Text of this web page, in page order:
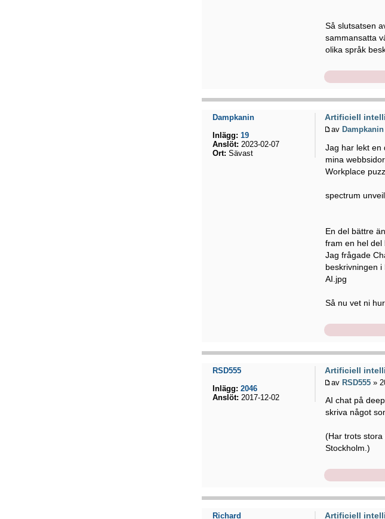
Så slutsatsen
sammansatta
olika språk
Artificiell
av Dampkanin
Jag har lekt en
mina
Workplace
spectrum
En del bättre
fram en hel del
Jag frågade
beskrivningen
AI.jpg
Så nu vet ni
Dampkanin
Inlägg: 19
Anslöt: 2023-02-07
Ort: Sävast
Artificiell
avRSD555 »
AI chat på
skriva något
(Har trots
Stockholm.)
RSD555
Inlägg: 2046
Anslöt: 2017-12-02
Artificiell
Richard